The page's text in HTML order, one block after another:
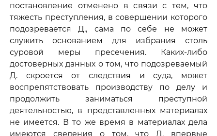
постановление отменено в связи с тем, что
тяжесть преступления, в совершении которого
подозревается Д., сама по себе не может
служить основанием для избрания столь
суровой меры пресечения. Каких-либо
достоверных данных о том, что подозреваемый
Д. скроется от следствия и суда, может
воспрепятствовать производству по делу и
продолжить заниматься преступной
деятельностью, в представленных материалах
не имеется. В то же время в материалах дела
имеются сведения о том, что Д. впервые